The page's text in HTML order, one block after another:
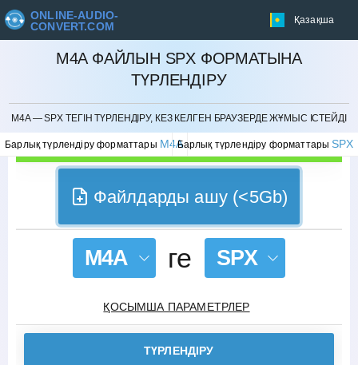
ONLINE-AUDIO-
CONVERT.COM
Қазақша
M4A ФАЙЛЫН SPX ФОРМАТЫНА
ТҮРЛЕНДІРУ
M4A — SPX ТЕГІН ТҮРЛЕНДІРУ, КЕЗ КЕЛГЕН БРАУЗЕРДЕ ЖҰМЫС ІСТЕЙДІ
Барлық түрлендіру форматтары M4AБарлық түрлендіру форматтары SPX
БОЛДЫРМАУ
Файлдарды ашу (<5Gb)
M4A ге SPX
ҚОСЫМША ПАРАМЕТРЛЕР
ТҮРЛЕНДІРУ